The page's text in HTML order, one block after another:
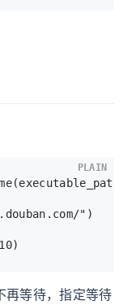
")
PLAIN
再等待，指定等待